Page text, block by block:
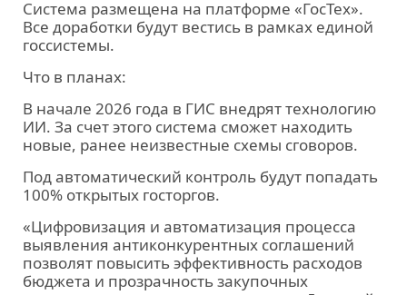
Система размещена на платформе «ГосТех».
Все доработки будут вестись в рамках единой
госсистемы.
Что в планах:
В начале 2026 года в ГИС внедрят технологию
ИИ. За счет этого система сможет находить
новые, ранее неизвестные схемы сговоров.
Под автоматический контроль будут попадать
100% открытых госторгов.
«Цифровизация и автоматизация процесса
выявления антиконкурентных соглашений
позволят повысить эффективность расходов
бюджета и прозрачность закупочных